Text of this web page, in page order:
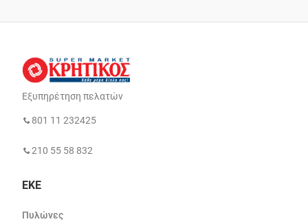
Εξυπηρέτηση πελατών
801 11 232425
210 55 58 832
ΕΚΕ
Πυλώνες